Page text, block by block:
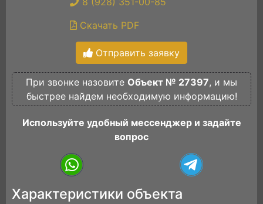
Скачать PDF
Отправить заявку
При звонке назовите Объект № 27397, и мы
быстрее найдем необходимую информацию!
Используйте удобный мессенджер и задайте
вопрос
Характеристики объекта